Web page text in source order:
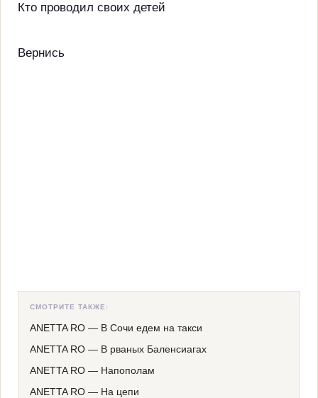
Кто проводил своих детей
Вернись
СМОТРИТЕ ТАКЖЕ:
ANETTA RO — В Сочи едем на такси
ANETTA RO — В рваных Баленсиагах
ANETTA RO — Напополам
ANETTA RO — На цепи